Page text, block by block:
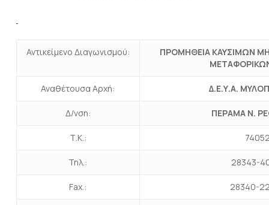
Αντικείμενο Διαγωνισμού:
ΠΡΟΜΗΘΕΙΑ ΚΑΥΣΙΜΩΝ
Αναθέτουσα Αρχή: Δ.Ε.Υ.Α.
Δ/νση: ΠΕΡΑΜΑ Ν.
Τ.Κ.:
Τηλ.: 28343-
Fax.: 28340-